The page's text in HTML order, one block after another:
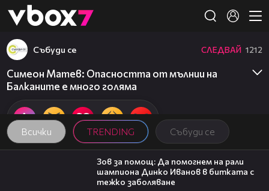
👾
Всички TRENDING Събуди се
Събуди се СЛЕДВАЙ 1212
Симеон Матев: Опасността от мълнии на
Балканите е много голяма
03:29
Зов за помощ: Да помогнем на рали
шампиона Динко Иванов в битката с
тежко заболяване